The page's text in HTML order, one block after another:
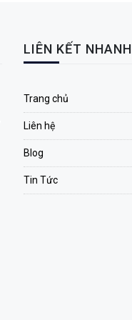
LIÊN KẾT NHANH
Trang chủ
Liên hệ
Blog
Tin Tức